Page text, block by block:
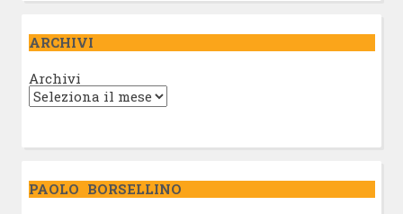
ARCHIVI
Archivi
PAOLO BORSELLINO